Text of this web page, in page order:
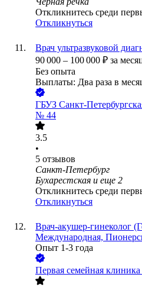
Откликнитесь среди
Откликнуться
Врач ультразвуковой
90 000 – 100 000 ₽ за
Без опыта
Выплаты: Два раза в
ГБУЗ Санкт-
№ 44
3.5
•
5 отзывов
Санкт-Петербург
Бухарестская и еще 2
Откликнитесь среди
Откликнуться
Врач-акушер-гинеколог
Международная,
Опыт 1-3 года
Первая семейная клиника